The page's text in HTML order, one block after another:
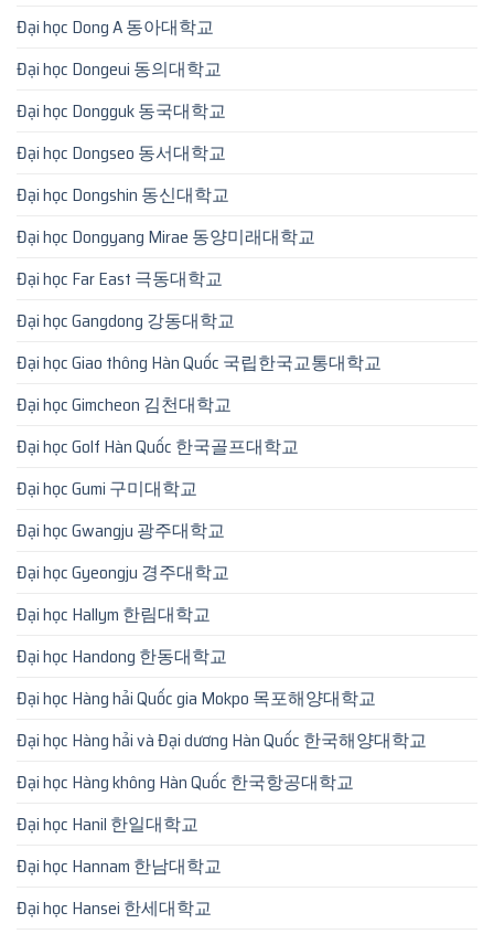
Đại học Dong A 동아대학교
Đại học Dongeui 동의대학교
Đại học Dongguk 동국대학교
Đại học Dongseo 동서대학교
Đại học Dongshin 동신대학교
Đại học Dongyang Mirae 동양미래대학교
Đại học Far East 극동대학교
Đại học Gangdong 강동대학교
Đại học Giao thông Hàn Quốc 국립한국교통대학교
Đại học Gimcheon 김천대학교
Đại học Golf Hàn Quốc 한국골프대학교
Đại học Gumi 구미대학교
Đại học Gwangju 광주대학교
Đại học Gyeongju 경주대학교
Đại học Hallym 한림대학교
Đại học Handong 한동대학교
Đại học Hàng hải Quốc gia Mokpo 목포해양대학교
Đại học Hàng hải và Đại dương Hàn Quốc 한국해양대학교
Đại học Hàng không Hàn Quốc 한국항공대학교
Đại học Hanil 한일대학교
Đại học Hannam 한남대학교
Đại học Hansei 한세대학교